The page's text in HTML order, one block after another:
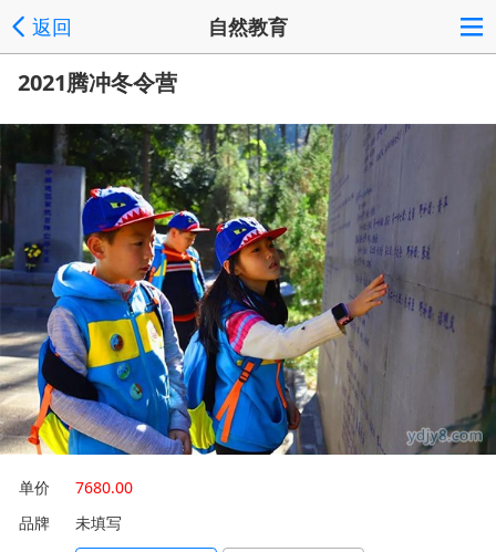
返回 自然教育
2021腾冲冬令营
单价
7680.00
品牌
未填写